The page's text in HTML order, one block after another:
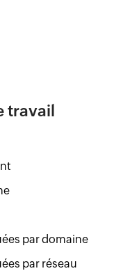
travail
par domaine
par réseau